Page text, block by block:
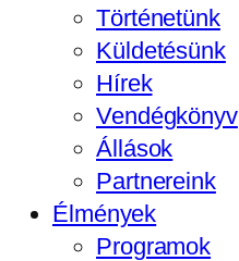
Történetünk
Küldetésünk
Hírek
Vendégkönyv
Állások
Partnereink
Élmények
Programok